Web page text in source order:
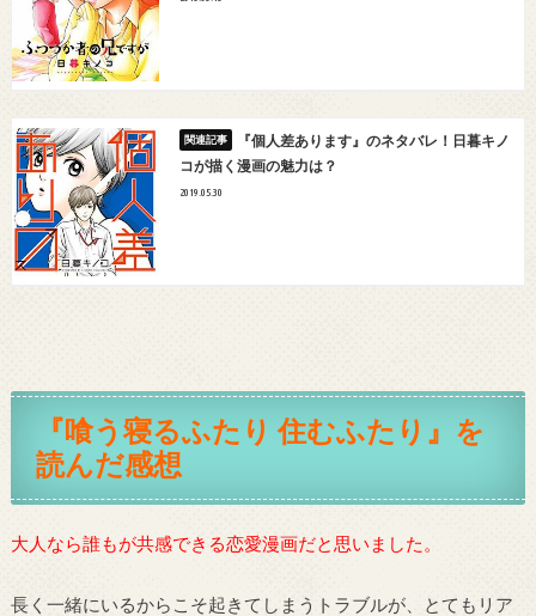
『個人差あります』のネタバレ！日暮キノ
コが描く漫画の魅力は？
2019.05.30
『喰う寝るふたり 住むふたり』を
読んだ感想
大人なら誰もが共感できる恋愛漫画だと思いました。
長く一緒にいるからこそ起きてしまうトラブルが、とてもリア